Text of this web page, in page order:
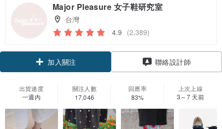
Major Pleasure 女子鞋研究室
台灣
4.9 (2,389)
加入關注 聯絡設計師
出貨速度
一週內
關注人數
17,046
回應率
83%
上次上線
3～7 天前